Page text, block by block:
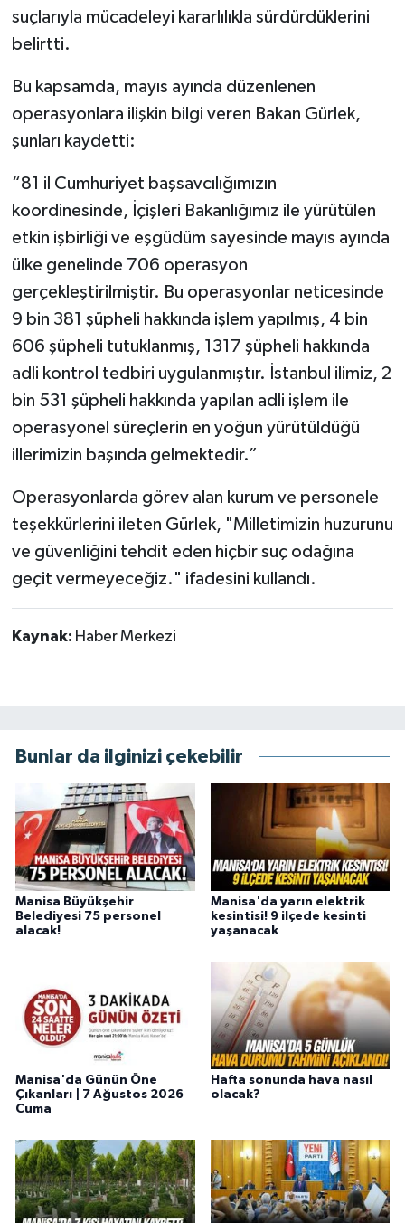
suçlarıyla mücadeleyi kararlılıkla sürdürdüklerini
belirtti.
Bu kapsamda, mayıs ayında düzenlenen
operasyonlara ilişkin bilgi veren Bakan Gürlek,
şunları kaydetti:
“81 il Cumhuriyet başsavcılığımızın
koordinesinde, İçişleri Bakanlığımız ile yürütülen
etkin işbirliği ve eşgüdüm sayesinde mayıs ayında
ülke genelinde 706 operasyon
gerçekleştirilmiştir. Bu operasyonlar neticesinde
9 bin 381 şüpheli hakkında işlem yapılmış, 4 bin
606 şüpheli tutuklanmış, 1317 şüpheli hakkında
adli kontrol tedbiri uygulanmıştır. İstanbul ilimiz, 2
bin 531 şüpheli hakkında yapılan adli işlem ile
operasyonel süreçlerin en yoğun yürütüldüğü
illerimizin başında gelmektedir.”
Operasyonlarda görev alan kurum ve personele
teşekkürlerini ileten Gürlek, "Milletimizin huzurunu
ve güvenliğini tehdit eden hiçbir suç odağına
geçit vermeyeceğiz." ifadesini kullandı.
Kaynak: Haber Merkezi
Bunlar da ilginizi çekebilir
Manisa Büyükşehir
Belediyesi 75 personel
alacak!
Manisa'da yarın elektrik
kesintisi! 9 ilçede kesinti
yaşanacak
Manisa'da Günün Öne
Çıkanları | 7 Ağustos 2026
Cuma
Hafta sonunda hava nasıl
olacak?